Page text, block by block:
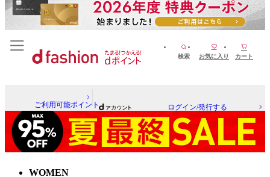
検索 お気に入り カート
ご利用可能ポイント ログイン/発行する
WOMEN